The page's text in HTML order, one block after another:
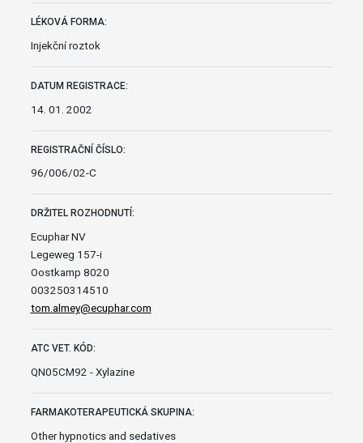
LÉKOVÁ FORMA:
Injekční roztok
DATUM REGISTRACE:
14. 01. 2002
REGISTRAČNÍ ČÍSLO:
96/006/02-C
DRŽITEL ROZHODNUTÍ:
Ecuphar NV
Legeweg 157-i
Oostkamp 8020
003250314510
tom.almey@ecuphar.com
ATC VET. KÓD:
QN05CM92 - Xylazine
FARMAKOTERAPEUTICKÁ SKUPINA:
Other hypnotics and sedatives